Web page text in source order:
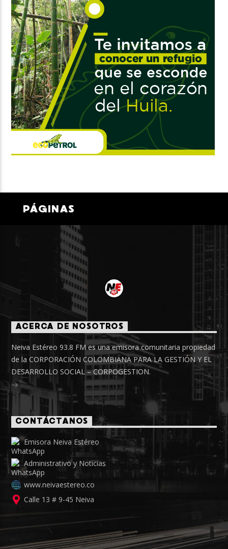
PÁGINAS
ACERCA DE NOSOTROS
Neiva Estéreo 93.8 FM es una emisora comunitaria propiedad
de la CORPORACIÓN COLOMBIANA PARA LA GESTIÓN Y EL
DESARROLLO SOCIAL – CORPOGESTION.
CONTÁCTANOS
Emisora Neiva Estéreo
Administrativo y Noticias
www.neivaestereo.co
Calle 13 # 9-45 Neiva